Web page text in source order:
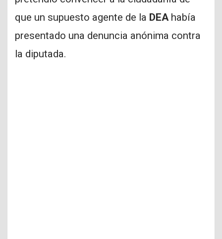
que un supuesto agente de la DEAhabía
presentado una denuncia anónima contra
la diputada.